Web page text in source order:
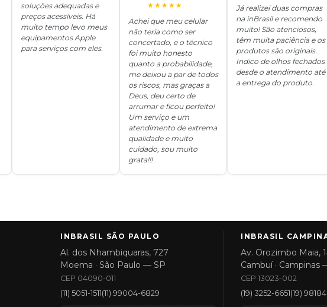
soluções adequadas e
preços acessíveis. Há
muito tempo levo meus
equipamentos Apple
para serviços com eles.
★★★★★
Achei que meu celular
não teria como ser
concertado, e o técnico
foi muito honesto
quanto a probabilidade,
me deixou a par de todos
os riscos, mas graças a
Deus, deu certo de
arrumar e ficou perfeito!
Um serviço e um
atendimento de extrema
qualidade e muito
cuidado, sou muito
grata!!!
Já realizei duas compras
na inBrasil e recomendo
muito! São atenciosos,
têm muita paciência e os
produtos são originais.
Indico de olhos fechados
desde o atendimento até
a entrega do produto.
INBRASIL SÃO PAULO
Al. dos Nhambiquaras, 727
Moema · São Paulo — SP
CEP 04090-011
(11) 5051-1511(11) 99004-6829
INBRASIL
Av. Orozimbo Maia,
Cambuí · Campinas
CEP 13023-002
(19) 3252-6651(19)